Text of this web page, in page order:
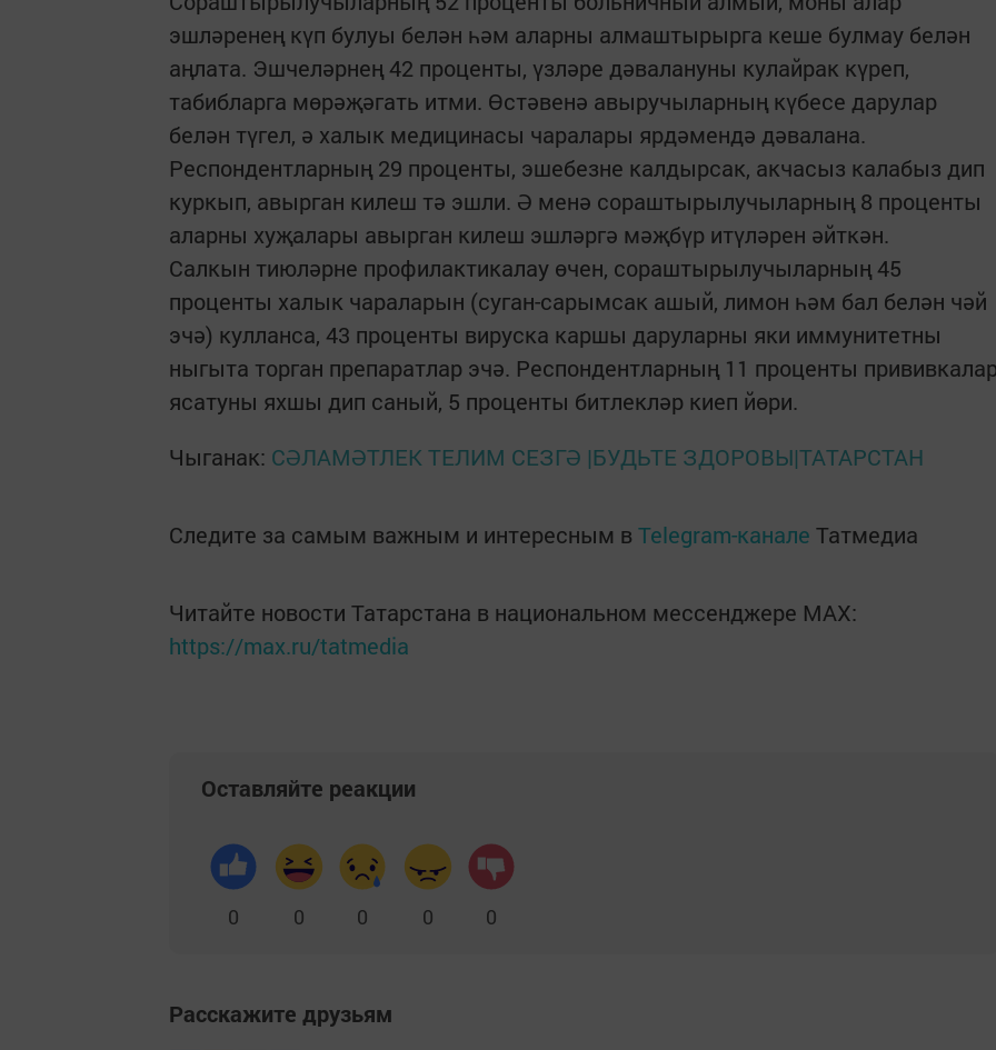
эшләренең күп булуы белән һәм аларны алмаштырырга кеше булмау белән
аңлата. Эшчеләрнең 42 проценты, үзләре дәвалануны кулайрак күреп,
табибларга мөрәҗәгать итми. Өстәвенә авыручыларның күбесе дарулар
белән түгел, ә халык медицинасы чаралары ярдәмендә дәвалана.
Респондентларның 29 проценты, эшебезне калдырсак, акчасыз калабыз дип
куркып, авырган килеш тә эшли. Ә менә сораштырылучыларның 8 проценты
аларны хуҗалары авырган килеш эшләргә мәҗбүр итүләрен әйткән.
Салкын тиюләрне профилактикалау өчен, сораштырылучыларның 45
проценты халык чараларын (суган-сарымсак ашый, лимон һәм бал белән чәй
эчә) кулланса, 43 проценты вируска каршы даруларны яки иммунитетны
ныгыта торган препаратлар эчә. Респондентларның 11 проценты
ясатуны яхшы дип саный, 5 проценты битлекләр киеп йөри.
Чыганак: СӘЛАМӘТЛЕК ТЕЛИМ СЕЗГӘ |БУДЬТЕ ЗДОРОВЫ|ТАТАРСТАН
Следите за самым важным и интересным в Telegram-канале Татмедиа
Читайте новости Татарстана в национальном мессенджере MАХ:
https://max.ru/tatmedia
Оставляйте реакции
0 0 0 0 0
Расскажите друзьям